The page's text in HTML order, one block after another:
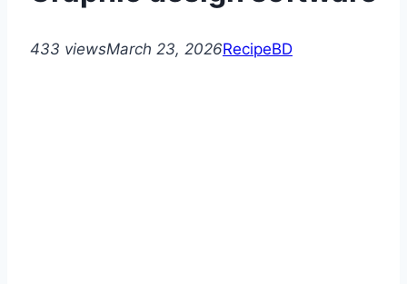
433 viewsMarch 23, 2026RecipeBD